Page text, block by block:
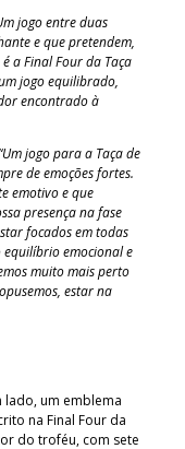
jogo entre duas
e que pretendem,
a Final Four da Taça
jogo equilibrado,
encontrado à
jogo para a Taça de
de emoções fortes.
emotivo e que
presença na fase
focados em todas
equilíbrio emocional e
muito mais perto
estar na
lado, um emblema
na Final Four da
do troféu, com sete